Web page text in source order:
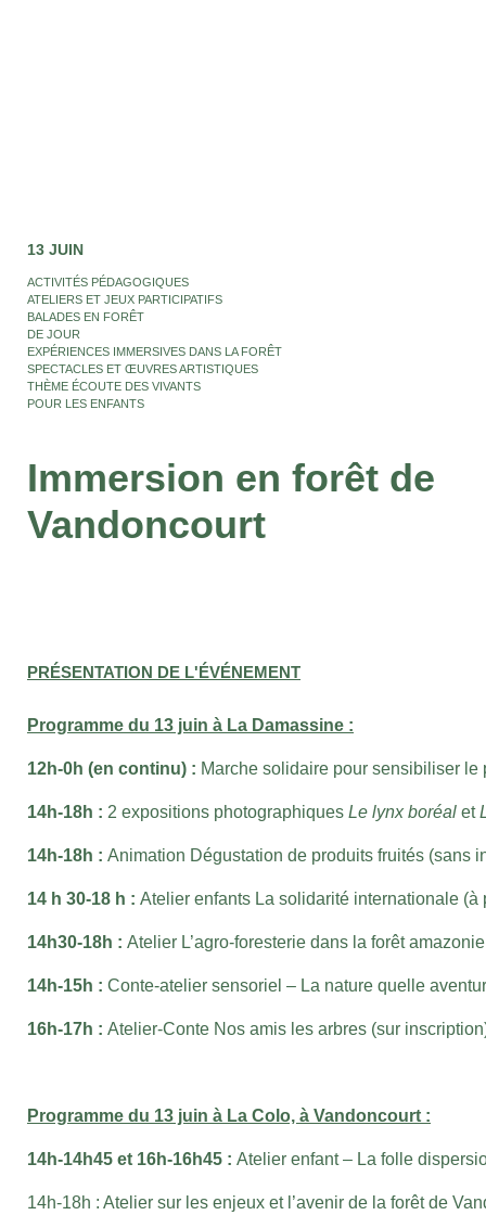
13 JUIN
ACTIVITÉS PÉDAGOGIQUES
ATELIERS ET JEUX PARTICIPATIFS
BALADES EN FORÊT
DE JOUR
EXPÉRIENCES IMMERSIVES DANS LA FORÊT
SPECTACLES ET ŒUVRES ARTISTIQUES
THÈME ÉCOUTE DES VIVANTS
POUR LES ENFANTS
Immersion en forêt de
Vandoncourt
PRÉSENTATION DE L'ÉVÉNEMENT
Programme du 13 juin à La Damassine :
12h-0h (en continu) : Marche solidaire pour sensibiliser
14h-18h : 2 expositions photographiques Le lynx boréal et
14h-18h : Animation Dégustation de produits fruités (sans
14 h 30-18 h : Atelier enfants La solidarité internationale (à
14h30-18h : Atelier L’agro-foresterie dans la forêt
14h-15h : Conte-atelier sensoriel – La nature quelle
16h-17h : Atelier-Conte Nos amis les arbres (sur
Programme du 13 juin à La Colo, à Vandoncourt :
14h-14h45 et 16h-16h45 : Atelier enfant – La folle
14h-18h : Atelier sur les enjeux et l’avenir de la forêt de